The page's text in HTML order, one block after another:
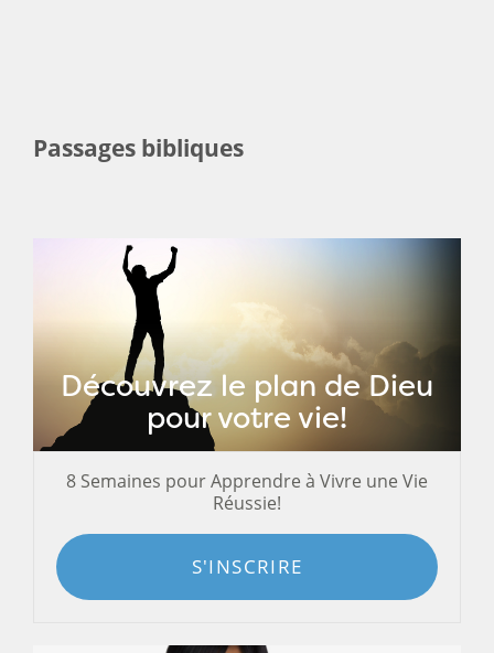
Passages bibliques
Découvrez le plan de Dieu
pour votre vie!
8 Semaines pour Apprendre à Vivre une Vie
Réussie!
S'INSCRIRE